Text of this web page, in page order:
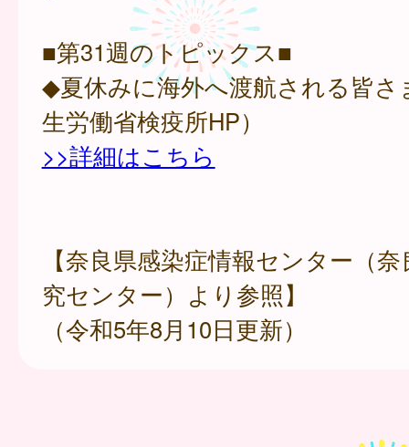
■第31週のトピックス■
◆夏休みに海外へ渡航される皆さ
生労働省検疫所HP）
>>詳細はこちら
【奈良県感染症情報センター（
究センター）より参照】
（令和5年8月10日更新）